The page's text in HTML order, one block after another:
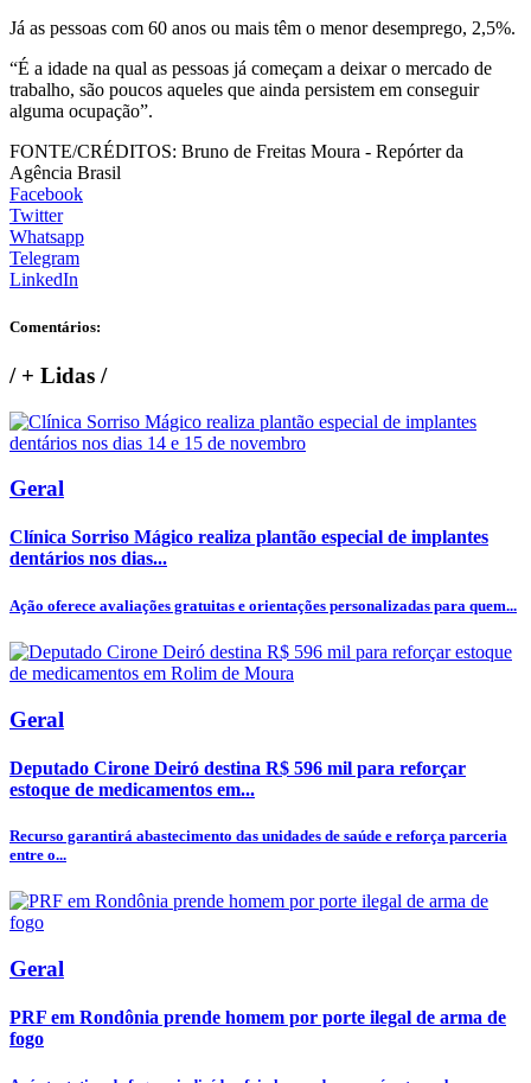
Já as pessoas com 60 anos ou mais têm o menor desemprego, 2,5%.
“É a idade na qual as pessoas já começam a deixar o mercado de
trabalho, são poucos aqueles que ainda persistem em conseguir
alguma ocupação”.
FONTE/CRÉDITOS: Bruno de Freitas Moura - Repórter da
Agência Brasil
Facebook
Twitter
Whatsapp
Telegram
LinkedIn
Comentários:
/+ Lidas /
Geral
Clínica Sorriso Mágico realiza plantão especial de implantes
dentários nos dias...
Ação oferece avaliações gratuitas e orientações personalizadas para quem...
Geral
Deputado Cirone Deiró destina R$ 596 mil para reforçar
estoque de medicamentos em...
Recurso garantirá abastecimento das unidades de saúde e reforça parceria
entre o...
Geral
PRF em Rondônia prende homem por porte ilegal de arma de
fogo